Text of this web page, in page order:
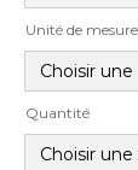
Unité de mesure
Quantité